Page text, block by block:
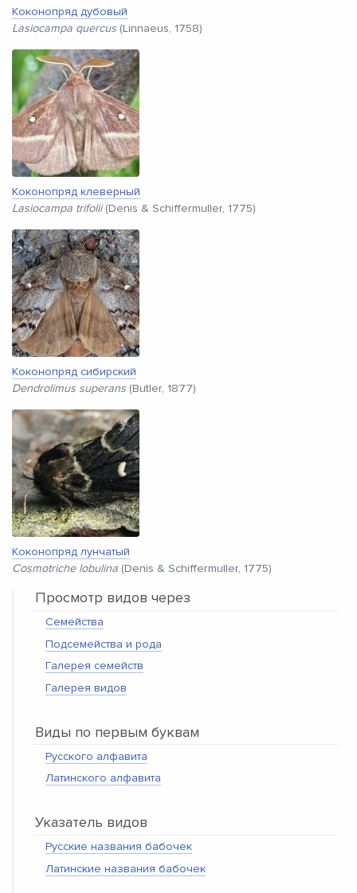
Коконопряд дубовый
Lasiocampa quercus (Linnaeus, 1758)
Коконопряд клеверный
Lasiocampa trifolii(Denis & Schiffermuller, 1775)
Коконопряд сибирский
Dendrolimus superans (Butler, 1877)
Коконопряд лунчатый
Cosmotriche lobulina (Denis & Schiffermuller, 1775)
Просмотр видов через
Семейства
Подсемейства и рода
Галерея семейств
Галерея видов
Виды по первым буквам
Русского алфавита
Латинского алфавита
Указатель видов
Русские названия бабочек
Латинские названия бабочек